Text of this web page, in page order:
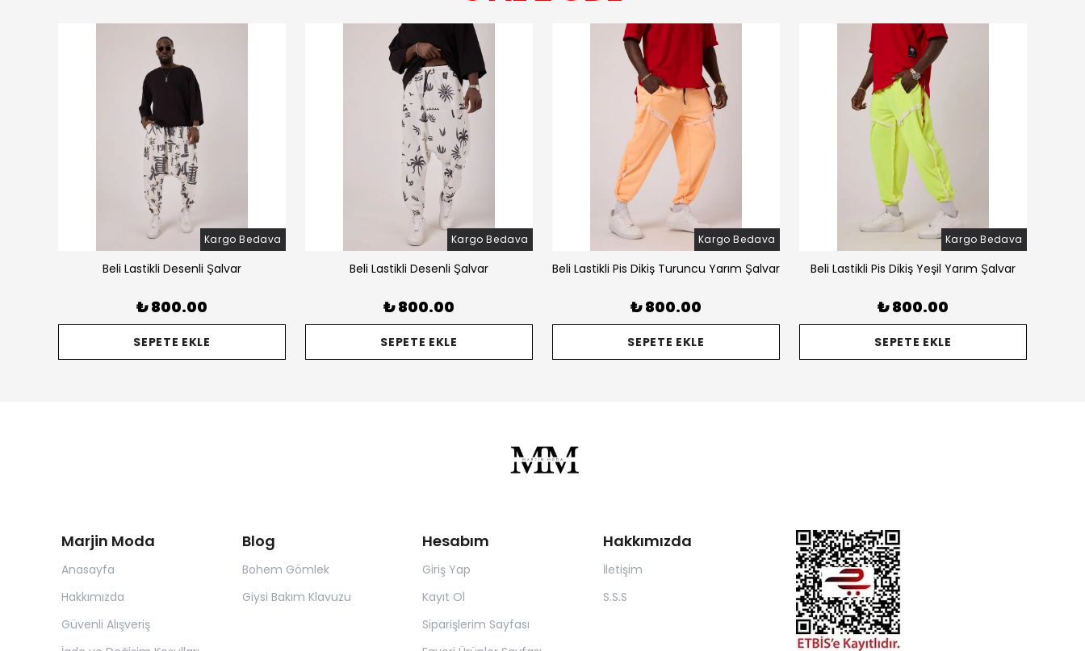
Kargo Bedava
Beli Lastikli Desenli Şalvar
₺ 800.00
SEPETE EKLE
Kargo Bedava
Beli Lastikli Desenli Şalvar
₺ 800.00
SEPETE EKLE
Kargo Bedava
Beli Lastikli Pis Dikiş Turuncu Yarım Şalvar
₺ 800.00
SEPETE EKLE
Kargo Bedava
Beli Lastikli Pis Dikiş Yeşil Yarım Şalvar
₺ 800.00
SEPETE EKLE
Marjin Moda
Anasayfa
Hakkımızda
Güvenli Alışveriş
Blog
Bohem Gömlek
Giysi Bakım Klavuzu
Hesabım
Giriş Yap
Kayıt Ol
Siparişlerim Sayfası
Hakkımızda
İletişim
S.S.S